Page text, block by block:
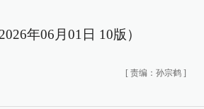
年06月01日 10版）
[ 责编：孙宗鹤 ]